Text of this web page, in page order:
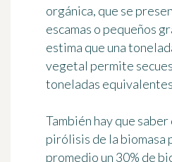
orgánica, que se
escamas o pequeños
estima que una
vegetal permite
toneladas
También hay que
pirólisis de la biomasa
promedio un 30% de